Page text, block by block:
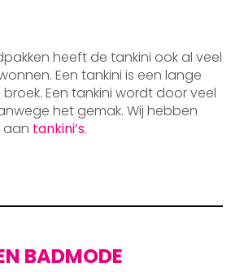
heeft de tankini ook al veel
Een tankini is een lange
Een tankini wordt door veel
het gemak. Wij hebben
aan tankini’s.
BADMODE